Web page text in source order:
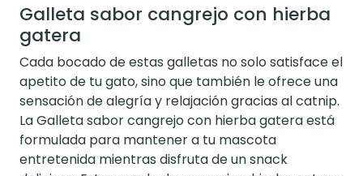
Galleta sabor cangrejo con hierba
gatera
Cada bocado de estas galletas no solo satisface el
apetito de tu gato, sino que también le ofrece una
sensación de alegría y relajación gracias al catnip.
La Galleta sabor cangrejo con hierba gatera está
formulada para mantener a tu mascota
entretenida mientras disfruta de un snack